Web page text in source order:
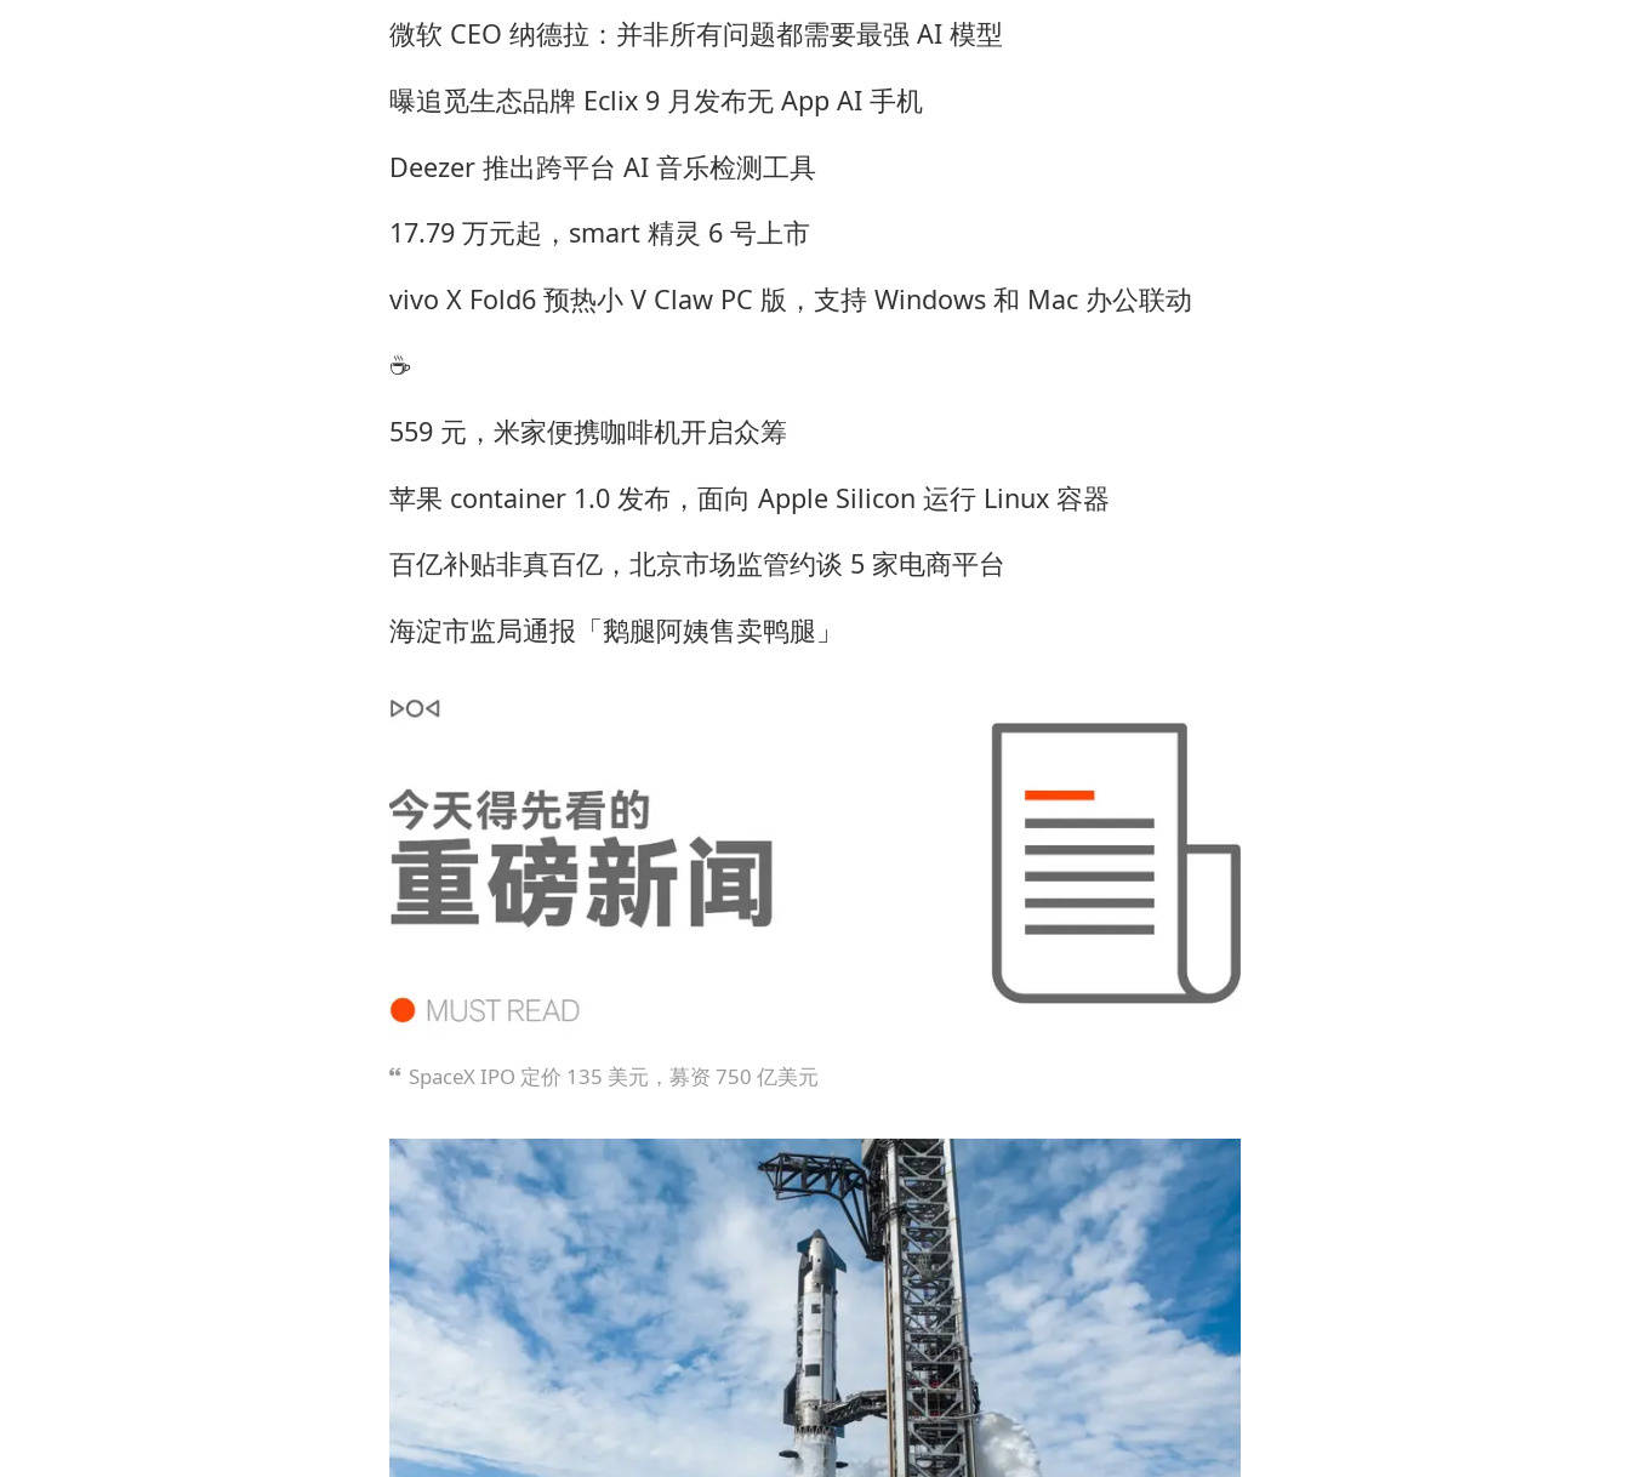
微软 CEO 纳德拉：并非所有问题都需要最强 AI 模型
曝追觅生态品牌 Eclix 9 月发布无 App AI 手机
Deezer 推出跨平台 AI 音乐检测工具
17.79 万元起，smart 精灵 6 号上市
vivo X Fold6 预热小 V Claw PC 版，支持 Windows 和 Mac 办公联动
☕️
559 元，米家便携咖啡机开启众筹
苹果 container 1.0 发布，面向 Apple Silicon 运行 Linux 容器
百亿补贴非真百亿，北京市场监管约谈 5 家电商平台
海淀市监局通报「鹅腿阿姨售卖鸭腿」
SpaceX IPO 定价 135 美元，募资 750 亿美元